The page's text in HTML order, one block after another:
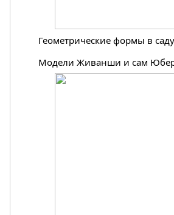
Геометрические формы в
Модели Живанши и сам